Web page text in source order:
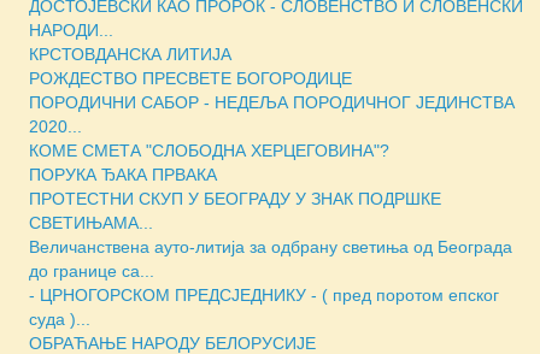
ДОСТОЈЕВСКИ КАО ПРОРОК - СЛОВЕНСТВО И СЛОВЕНСКИ
НАРОДИ...
КРСТОВДАНСКА ЛИТИЈА
РОЖДЕСТВО ПРЕСВЕТЕ БОГОРОДИЦЕ
ПОРОДИЧНИ САБОР - НЕДЕЉА ПОРОДИЧНОГ ЈЕДИНСТВА
2020...
КОМЕ СМЕТА "СЛОБОДНА ХЕРЦЕГОВИНА"?
ПОРУКА ЂАКА ПРВАКА
ПРОТЕСТНИ СКУП У БЕОГРАДУ У ЗНАК ПОДРШКЕ
СВЕТИЊАМА...
Величанствена ауто-литија за одбрану светиња од Београда
до границе са...
- ЦРНОГОРСКОМ ПРЕДСЈЕДНИКУ - ( пред поротом епског
суда )...
ОБРАЋАЊЕ НАРОДУ БЕЛОРУСИЈЕ